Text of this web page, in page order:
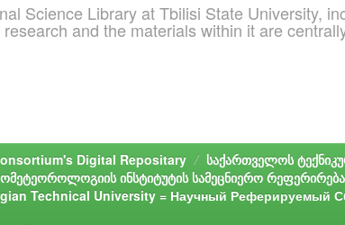
Science Library at Tbilisi State University,
and the materials within it are
Digital Repositary
საქართველოს
ინსტიტუტის სამეცნიერო
Technical University = Научный Реферируемый